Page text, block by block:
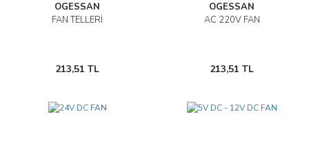
OGESSAN
FAN TELLERİ
213,51 TL
OGESSAN
AC 220V FAN
213,51 TL